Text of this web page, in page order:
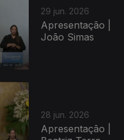
29 jun. 2026
Apresentação |
João Simas
28 jun. 2026
Apresentação |